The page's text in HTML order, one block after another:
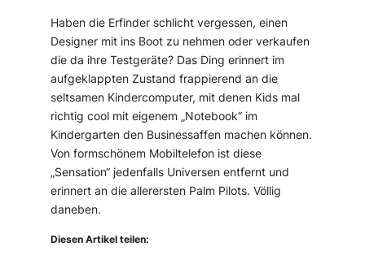
Haben die Erfinder schlicht vergessen, einen
Designer mit ins Boot zu nehmen oder verkaufen
die da ihre Testgeräte? Das Ding erinnert im
aufgeklappten Zustand frappierend an die
seltsamen Kindercomputer, mit denen Kids mal
richtig cool mit eigenem „Notebook“ im
Kindergarten den Businessaffen machen können.
Von formschönem Mobiltelefon ist diese
„Sensation“ jedenfalls Universen entfernt und
erinnert an die allerersten Palm Pilots. Völlig
daneben.
Diesen Artikel teilen: